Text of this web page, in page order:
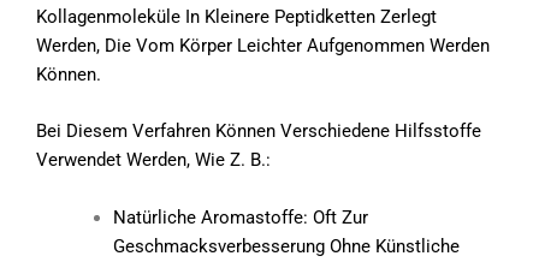
Kollagenmoleküle In Kleinere Peptidketten Zerlegt
Werden, Die Vom Körper Leichter Aufgenommen Werden
Können.
Bei Diesem Verfahren Können Verschiedene Hilfsstoffe
Verwendet Werden, Wie Z. B.:
Natürliche Aromastoffe: Oft Zur
Geschmacksverbesserung Ohne Künstliche